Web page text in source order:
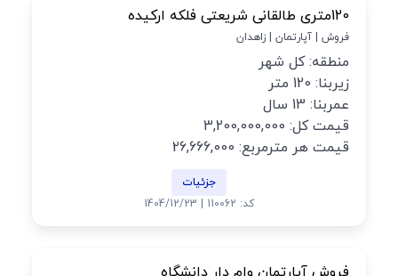
120متری طالقانی شریعتی فلکه ارکیده
فروش | آپارتمان | زاهدان
منطقه: کل شهر
زیربنا: 120 متر
عمربنا: 13 سال
قیمت کل: 3,200,000,000
قیمت هر مترمربع: 26,666,000
جزئیات
کد: 110062 | 1404/12/23